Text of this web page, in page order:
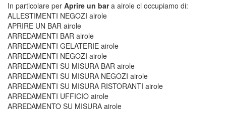
In particolare per Aprire un bara airole ci occupiamo di:
ALLESTIMENTI NEGOZI airole
APRIRE UN BAR airole
ARREDAMENTI BAR airole
ARREDAMENTI GELATERIE airole
ARREDAMENTI NEGOZI airole
ARREDAMENTI SU MISURA BAR airole
ARREDAMENTI SU MISURA NEGOZI airole
ARREDAMENTI SU MISURA RISTORANTI airole
ARREDAMENTI UFFICIO airole
ARREDAMENTO SU MISURA airole